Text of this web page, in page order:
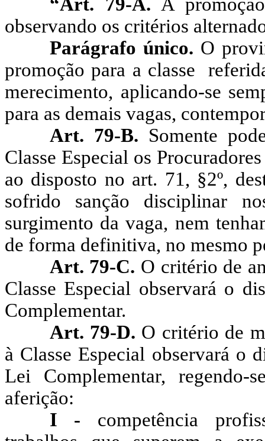
observando os critérios
Parágrafo único. O
promoção para a classe
merecimento, aplicando-se
para as demais vagas,
Art. 79-B. Somente
Classe Especial os
ao disposto no art. 71, §2º,
sofrido sanção disciplinar
surgimento da vaga, nem
de forma definitiva, no mesmo
Art. 79-C. O critério de
Classe Especial observará o
Complementar.
Art. 79-D. O critério de
à Classe Especial observará o
Lei Complementar, regendo-
aferição:
I - competência